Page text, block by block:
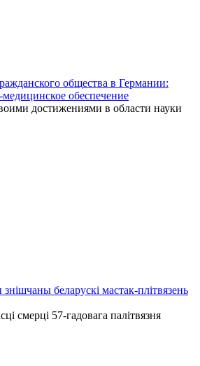
общества в Германии:
обеспечение
достижениями в области науки
беларускі мастак-плітвязень
смерці 57-гадовага палітвязня